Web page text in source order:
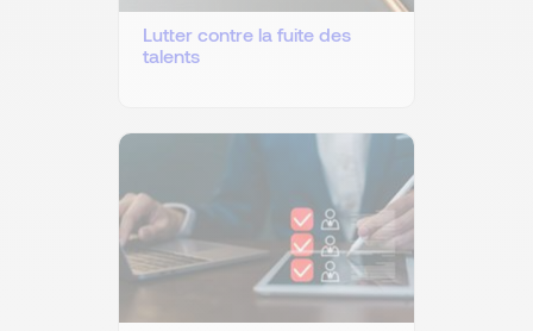
Lutter contre la fuite des
talents